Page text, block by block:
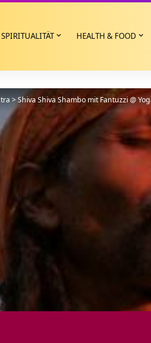
HEALTH & FOOD
>Shiva Shiva Shambo mit Fantuzzi @